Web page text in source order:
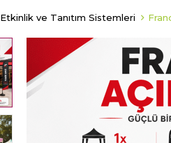
Etkinlik ve Tanıtım Sistemleri